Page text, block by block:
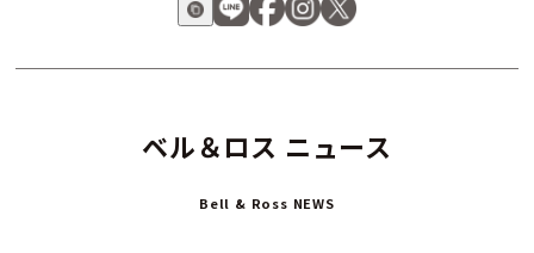
ベル＆ロス ニュース
Bell & Ross NEWS